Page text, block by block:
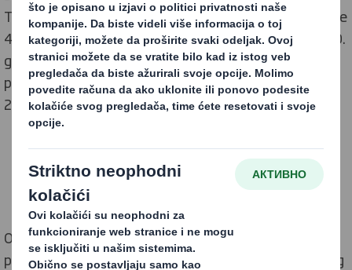
To uključuje naučno zasnovan cilj koji zahteva najmanje
40% smanjenja emisije CO2 po toni proizvoda do 2030.
godine, u poređenju sa nivoima iz 2019. godine, i
posvećenost da se nula neto emisija* dostigne do
2050. godine.
Od straneScience Based Targets initiative
potvrđeno da su ovi ciljevi u skladu sa ciljevima Pariškog